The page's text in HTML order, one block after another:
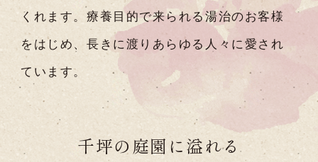
くれます。 療養目的で来られる湯治のお客様
をはじめ、長きに渡りあらゆる人々に愛され
ています。
千坪の庭園に溢れる